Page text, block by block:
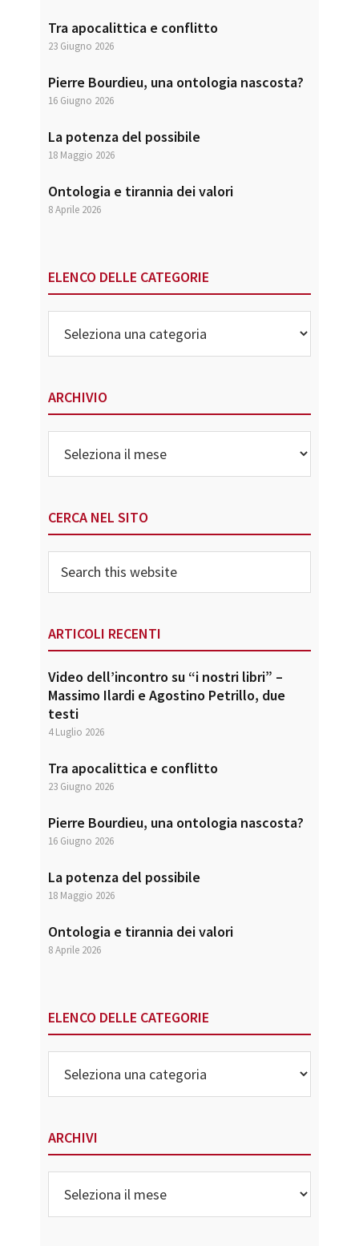
Tra apocalittica e conflitto
23 Giugno 2026
Pierre Bourdieu, una ontologia nascosta?
16 Giugno 2026
La potenza del possibile
18 Maggio 2026
Ontologia e tirannia dei valori
8 Aprile 2026
ELENCO DELLE CATEGORIE
delle
Categorie
ARCHIVIO
CERCA NEL SITO
this
ARTICOLI RECENTI
Video dell’incontro su “i nostri libri” –
Massimo Ilardi e Agostino Petrillo, due
testi
4 Luglio 2026
Tra apocalittica e conflitto
23 Giugno 2026
Pierre Bourdieu, una ontologia nascosta?
16 Giugno 2026
La potenza del possibile
18 Maggio 2026
Ontologia e tirannia dei valori
8 Aprile 2026
ELENCO DELLE CATEGORIE
delle
Categorie
ARCHIVI